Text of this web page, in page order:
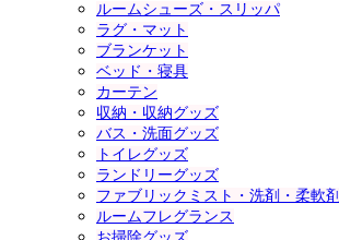
ルームシューズ・スリッパ
ラグ・マット
ブランケット
ベッド・寝具
カーテン
収納・収納グッズ
バス・洗面グッズ
トイレグッズ
ランドリーグッズ
ファブリックミスト・洗剤・柔軟剤
ルームフレグランス